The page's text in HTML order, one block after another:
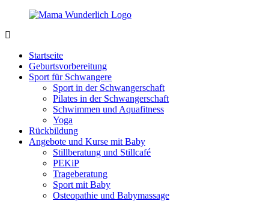
Zurück
Inhalt
sein
wunderbar!
Startseite
Geburtsvorbereitung
Sport für Schwangere
Sport in der Schwangerschaft
Pilates in der Schwangerschaft
Schwimmen und Aquafitness
Yoga
Rückbildung
Angebote und Kurse mit Baby
Stillberatung und Stillcafé
PEKiP
Trageberatung
Sport mit Baby
Osteopathie und Babymassage